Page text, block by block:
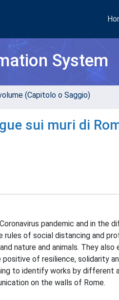
System
(Capitolo o Saggio)
sui muri di
pandemic and in the
rules of social distancing and
nature and animals. They also
of resilience, solidarity
to identify works by different
on the walls of Rome.